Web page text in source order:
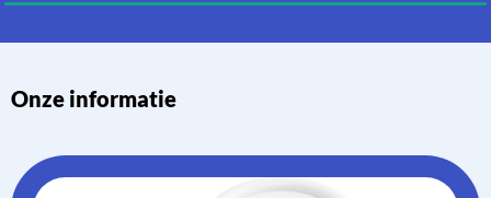
Onze informatie